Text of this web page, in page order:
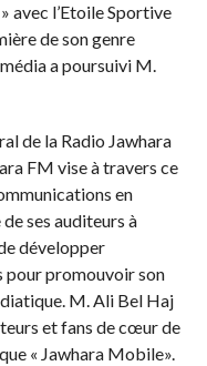
avec l’Etoile Sportive
de son genre
a poursuivi M.
de la Radio Jawhara
FM vise à travers ce
en
ses auditeurs à
développer
pour promouvoir son
M. Ali Bel Haj
et fans de cœur de
« Jawhara Mobile».